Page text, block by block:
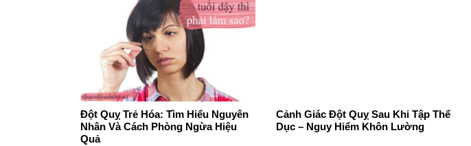
Đột Quỵ Trẻ Hóa: Tìm Hiểu Nguyên
Nhân Và Cách Phòng Ngừa Hiệu
Quả
Cảnh Giác Đột Quỵ Sau Khi Tập Thể
Dục – Nguy Hiểm Khôn Lường